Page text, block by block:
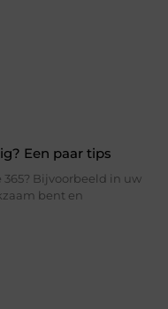
Een paar tips
Bijvoorbeeld in uw
bent en